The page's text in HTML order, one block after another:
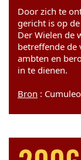
Door zich te
gericht is op
Der Wielen de
betreffende de
ambten en
in te dienen.
Bron :